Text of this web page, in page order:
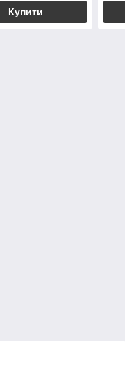
Купити